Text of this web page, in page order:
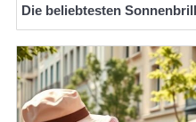
Die beliebtesten